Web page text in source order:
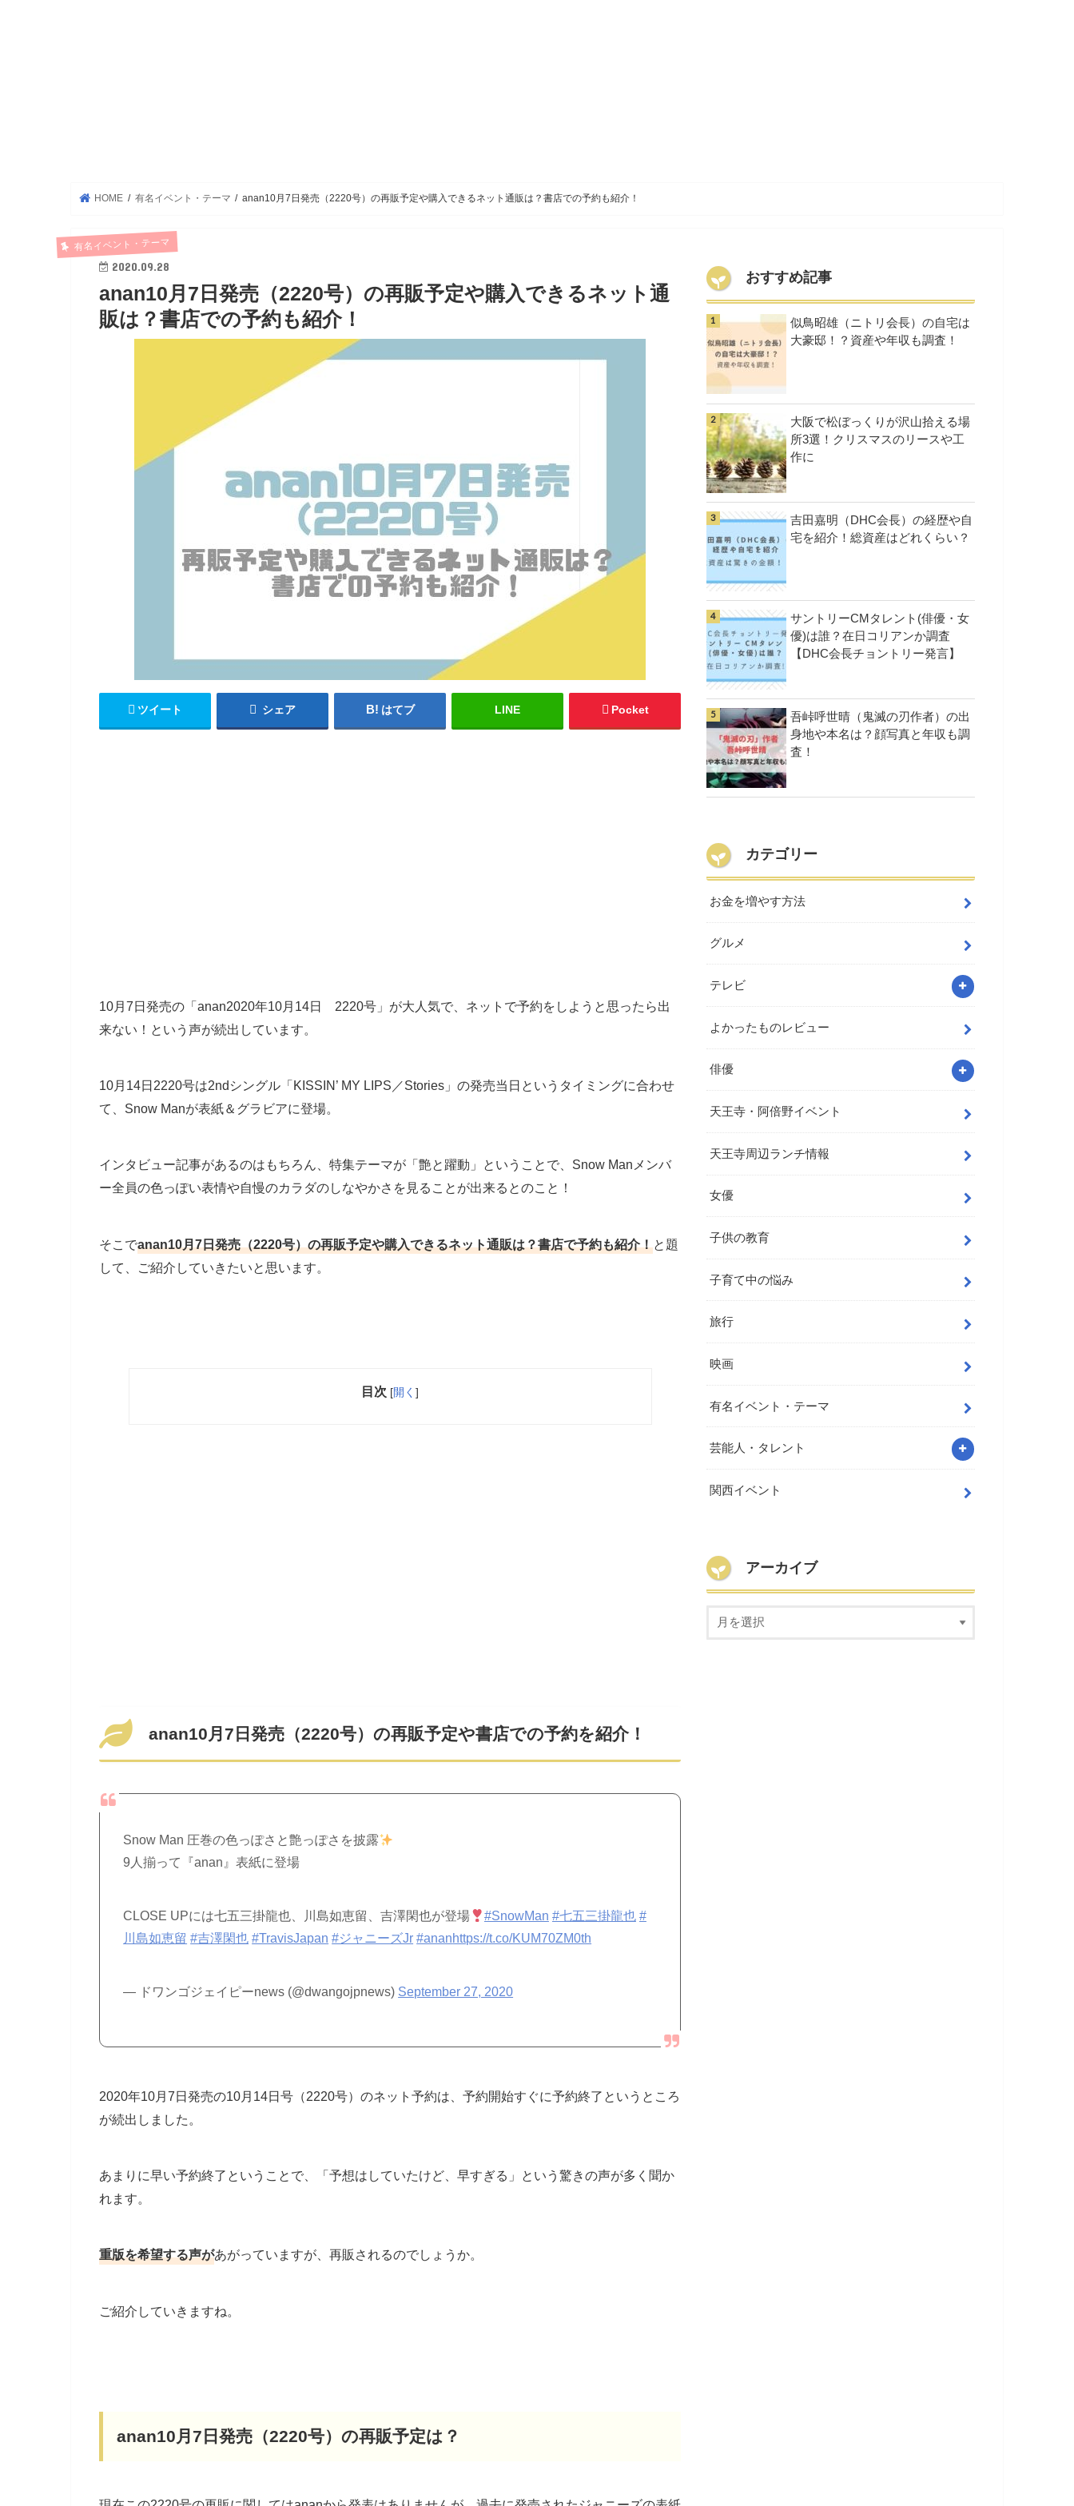
HOME 有名イベント・テーマ anan10月7日発売（2220号）の再販予定や購入できるネット通販は？書店での予約も紹介！
有名イベント・テーマ
2020.09.28
anan10月7日発売（2220号）の再販予定や購入できるネット通
販は？書店での予約も紹介！
ツイート シェア はてブ LINE Pocket
10月7日発売の「anan2020年10月14日 2220号」が大人気で、ネットで予約をしようと思ったら出
来ない！という声が続出しています。
10月14日2220号は2ndシングル「KISSIN’ MY LIPS／Stories」の発売当日というタイミングに合わせ
て、Snow Manが表紙＆グラビアに登場。
インタビュー記事があるのはもちろん、特集テーマが「艶と躍動」ということで、Snow Manメンバ
ー全員の色っぽい表情や自慢のカラダのしなやかさを見ることが出来るとのこと！
そこでanan10月7日発売（2220号）の再販予定や購入できるネット通販は？書店で予約も紹介！ と題
して、ご紹介していきたいと思います。
目次 [開く ]
anan10月7日発売（2220号）の再販予定や書店での予約を紹介！
Snow Man 圧巻の色っぽさと艶っぽさを披露
9人揃って『anan』表紙に登場
CLOSE UPには七五三掛龍也、川島如恵留、吉澤閑也が登場 #SnowMan #七五三掛龍也 #
川島如恵留 #吉澤閑也 #TravisJapan #ジャニーズJr #ananhttps://t.co/KUM70ZM0th
— ドワンゴジェイピーnews (@dwangojpnews) September 27, 2020
2020年10月7日発売の10月14日号（2220号）のネット予約は、予約開始すぐに予約終了というところ
が続出しました。
あまりに早い予約終了ということで、「予想はしていたけど、早すぎる」という驚きの声が多く聞か
れます。
重版を希望する声があがっていますが、再販されるのでしょうか。
ご紹介していきますね。
anan10月7日発売（2220号）の再販予定は？
おすすめ記事
似鳥昭雄（ニトリ会長）の自宅は
大豪邸！？資産や年収も調査！
大阪で松ぼっくりが沢山拾える場
所3選！クリスマスのリースや工
作に
吉田嘉明（DHC会長）の経歴や自
宅を紹介！総資産はどれくらい？
サントリーCMタレント(俳優・女
優)は誰？在日コリアンか調査
【DHC会長チョントリー発言】
吾峠呼世晴（鬼滅の刃作者）の出
身地や本名は？顔写真と年収も調
査！
カテゴリー
お金を増やす方法
グルメ
テレビ
よかったものレビュー
俳優
天王寺・阿倍野イベント
天王寺周辺ランチ情報
女優
子供の教育
子育て中の悩み
旅行
映画
有名イベント・テーマ
芸能人・タレント
関西イベント
アーカイブ